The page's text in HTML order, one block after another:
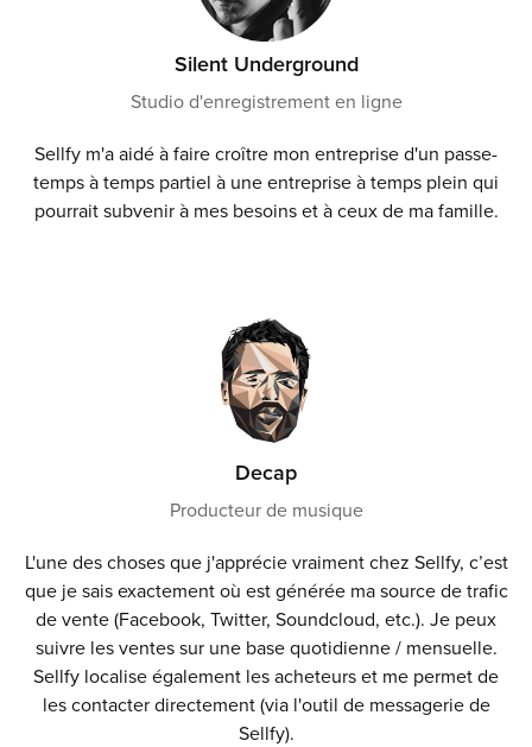
Silent Underground
Studio d'enregistrement en ligne
Sellfy m'a aidé à faire croître mon entreprise d'un passe-
temps à temps partiel à une entreprise à temps plein qui
pourrait subvenir à mes besoins et à ceux de ma famille.
Decap
Producteur de musique
L'une des choses que j'apprécie vraiment chez Sellfy, c’est
que je sais exactement où est générée ma source de trafic
de vente (Facebook, Twitter, Soundcloud, etc.). Je peux
suivre les ventes sur une base quotidienne / mensuelle.
Sellfy localise également les acheteurs et me permet de
les contacter directement (via l'outil de messagerie de
Sellfy).